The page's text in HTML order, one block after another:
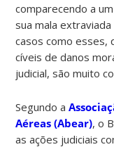
comparecendo a
sua mala
casos como esses,
cíveis de danos
judicial, são muito
Segundo a
Aéreas (Abear), o
as ações judiciais